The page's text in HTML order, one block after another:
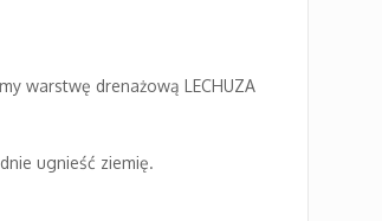
warstwę drenażową LECHUZA
ugnieść ziemię.